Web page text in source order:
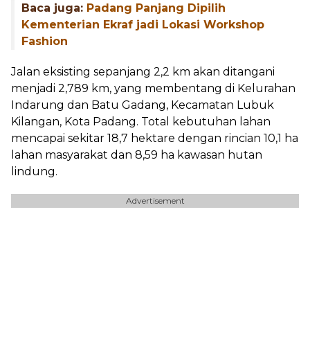
Baca juga: Padang Panjang Dipilih
Kementerian Ekraf jadi Lokasi Workshop
Fashion
Jalan eksisting sepanjang 2,2 km akan ditangani
menjadi 2,789 km, yang membentang di Kelurahan
Indarung dan Batu Gadang, Kecamatan Lubuk
Kilangan, Kota Padang. Total kebutuhan lahan
mencapai sekitar 18,7 hektare dengan rincian 10,1 ha
lahan masyarakat dan 8,59 ha kawasan hutan
lindung.
Advertisement